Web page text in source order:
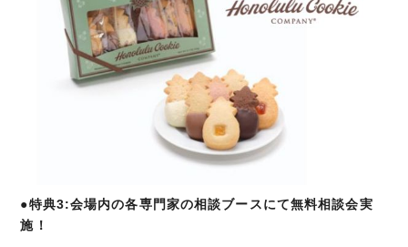
●特典3:会場内の各専門家の相談ブースにて無料相談会実
施！